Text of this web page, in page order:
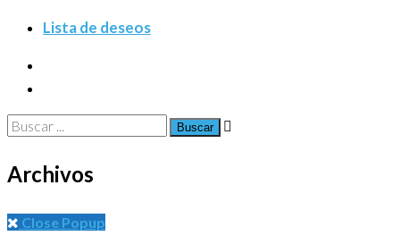
Lista de deseos
Buscar
Archivos
Close Popup